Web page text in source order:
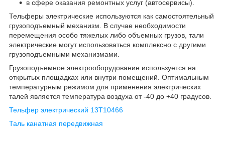
в сфере оказания ремонтных услуг (автосервисы).
Тельферы электрические используются как самостоятельный
грузоподъемный механизм. В случае необходимости
перемещения особо тяжелых либо объемных грузов, тали
электрические могут использоваться комплексно с другими
грузоподъемными механизмами.
Грузоподъемное электрооборудование используется на
открытых площадках или внутри помещений. Оптимальным
температурным режимом для применения электрических
талей является температура воздуха от -40 до +40 градусов.
Тельфер электрический 13Т10466
Таль канатная передвижная